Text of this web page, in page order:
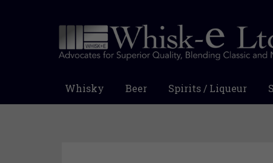
Whisky Beer Spirits / Liqueur